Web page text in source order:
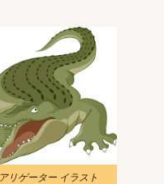
アリゲーター イラスト